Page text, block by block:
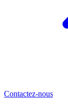
Contactez-nous